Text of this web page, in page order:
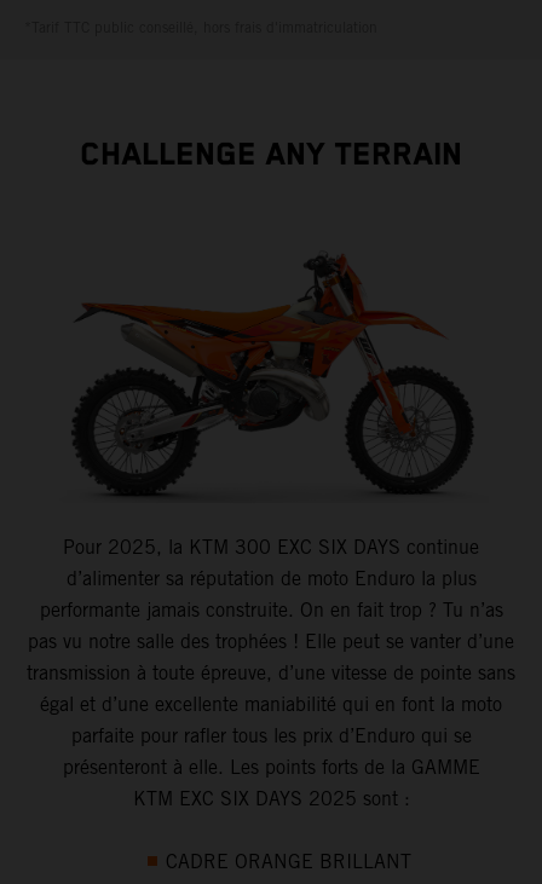
CHALLENGE ANY TERRAIN
Pour 2025, la KTM 300 EXC SIX DAYS continue
d’alimenter sa réputation de moto Enduro la plus
performante jamais construite. On en fait trop ? Tu n’as
pas vu notre salle des trophées ! Elle peut se vanter d’une
transmission à toute épreuve, d’une vitesse de pointe sans
égal et d’une excellente maniabilité qui en font la moto
parfaite pour rafler tous les prix d’Enduro qui se
présenteront à elle. Les points forts de la GAMME
KTM EXC SIX DAYS 2025 sont :
CADRE ORANGE BRILLANT